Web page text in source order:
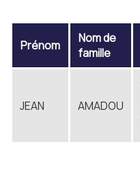
Prénom
Nom de
famille
JEAN AMADOU